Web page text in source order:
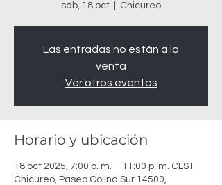
sáb, 18 oct Chicureo
Las entradas no están a la
venta
Ver otros eventos
Horario y ubicación
18 oct 2025, 7:00 p. m. – 11:00 p. m. CLST
Chicureo, Paseo Colina Sur 14500,